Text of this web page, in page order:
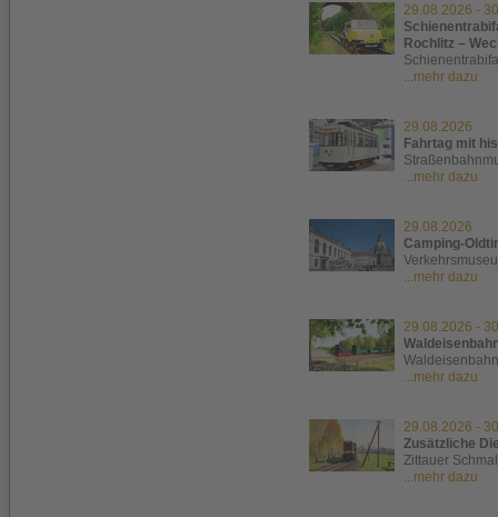
29.08.2026 -
Rochlitz –
...mehr dazu
29.08.2026
Fahrtag mit
...mehr dazu
29.08.2026
Camping-
...mehr dazu
29.08.2026 -
...mehr dazu
29.08.2026 -
Zusätzliche
Zittauer
...mehr dazu